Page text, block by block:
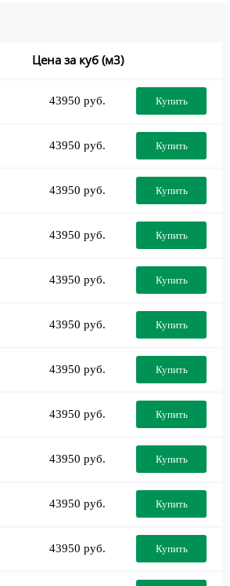
Цена за куб (м3)
43950 руб. Купить
43950 руб. Купить
43950 руб. Купить
43950 руб. Купить
43950 руб. Купить
43950 руб. Купить
43950 руб. Купить
43950 руб. Купить
43950 руб. Купить
43950 руб. Купить
43950 руб. Купить